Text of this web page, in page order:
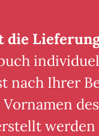
die
nach Ihrer